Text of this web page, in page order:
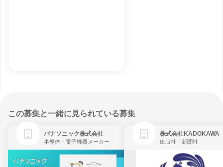
この募集と一緒に見られている募集
パナソニック株式会社
半導体・電子機器メーカー
株式会社KADOKAWA
出版社・新聞社